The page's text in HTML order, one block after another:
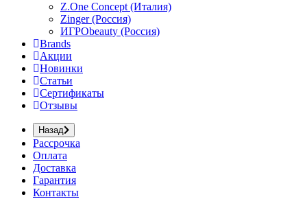
Z.One Concept (Италия)
Zinger (Россия)
ИГРОbeauty (Россия)
Brands
Акции
Новинки
Статьи
Сертификаты
Отзывы
Назад
Рассрочка
Оплата
Доставка
Гарантия
Контакты